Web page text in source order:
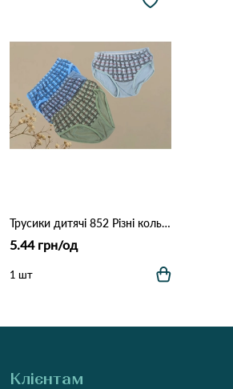
Трусики дитячі 852 Різні кольори
5.44 грн/од
1 шт
Клієнтам